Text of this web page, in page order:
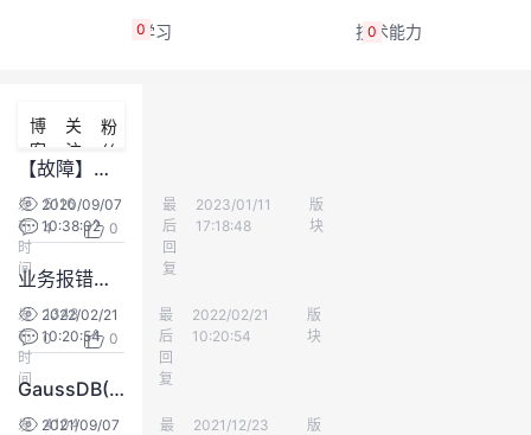
注
证
实
验
的
收
藏
议
0
0
博
客
关
注
粉
丝
【故障】用DS连接，等待锁超时，wait transaction 1234567 sync time exceed 600
发
布
时
间
2020/09/07
10:38:02
最
后
回
复
哇！飞机
2023/01/11
17:18:48
版
块
5116
4
0
业务报错：Session used memory kbytes is beyond the limitation kbytes
发
布
时
间
2022/02/21
10:20:54
最
后
回
复
Malick
2022/02/21
10:20:54
版
块
1348
0
0
GaussDB(DWS)负载管理中，怎么判断是简单作业还是复杂作业，区分的规则又是什么？
发 2021/09/07
最
Malick
2021/12/23
版
4104